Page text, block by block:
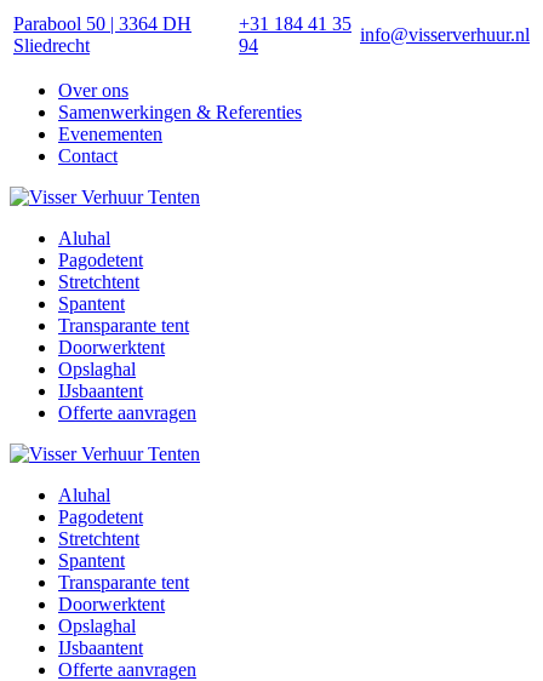
Parabool 50 | 3364 DH
Sliedrecht
+31 184 41 35
94
info@visserverhuur.nl
Over ons
Samenwerkingen & Referenties
Evenementen
Contact
Aluhal
Pagodetent
Stretchtent
Spantent
Transparante tent
Doorwerktent
Opslaghal
IJsbaantent
Offerte aanvragen
Aluhal
Pagodetent
Stretchtent
Spantent
Transparante tent
Doorwerktent
Opslaghal
IJsbaantent
Offerte aanvragen